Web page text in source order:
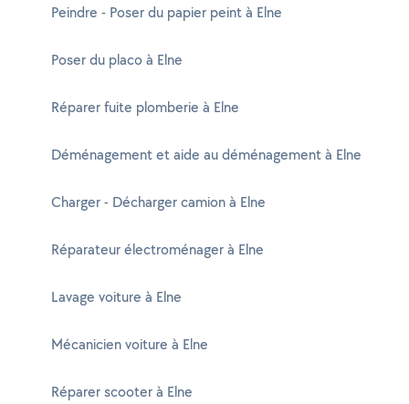
Peindre - Poser du papier peint à Elne
Poser du placo à Elne
Réparer fuite plomberie à Elne
Déménagement et aide au déménagement à Elne
Charger - Décharger camion à Elne
Réparateur électroménager à Elne
Lavage voiture à Elne
Mécanicien voiture à Elne
Réparer scooter à Elne